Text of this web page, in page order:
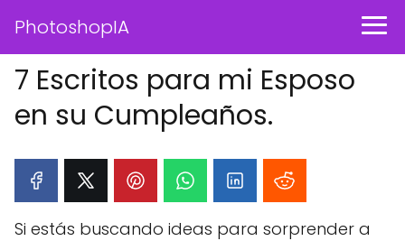
PhotoshopIA
7 Escritos para mi Esposo
en su Cumpleaños.
Si estás buscando ideas para sorprender a